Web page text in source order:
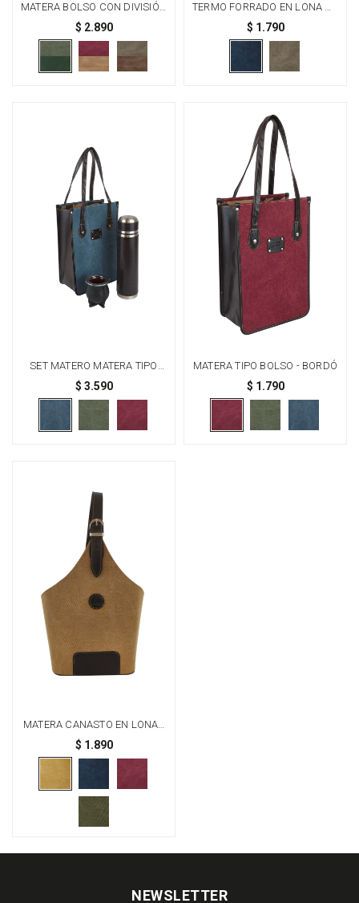
MATERA BOLSO CON DIVISIÓN
- VERDE
$ 2.890
TERMO FORRADO EN LONA DE
LITRO CON MANIJA - AZUL
GRABADO URUGUAY
$ 1.790
SET MATERO MATERA TIPO
BOLSO - AZUL
$ 3.590
MATERA TIPO BOLSO - BORDÓ
$ 1.790
MATERA CANASTO EN LONA -
BEIGE
$ 1.890
NEWSLETTER